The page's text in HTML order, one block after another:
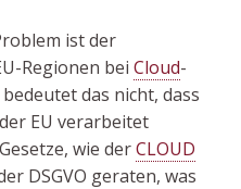
ist der
Regionen beiCloud-
das nicht, dass
EU verarbeitet
wie derCLOUD
DSGVO geraten, was